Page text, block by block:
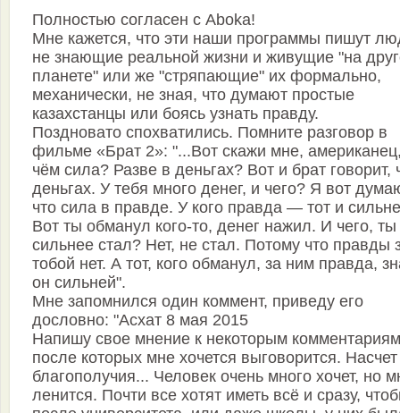
Полностью согласен с Aboka!
Мне кажется, что эти наши программы пишут
не знающие реальной жизни и живущие "на
планете" или же "стряпающие" их формально,
механически, не зная, что думают простые
казахстанцы или боясь узнать правду.
Поздновато спохватились. Помните разговор в
фильме «Брат 2»: "...Вот скажи мне,
чём сила? Разве в деньгах? Вот и брат говорит,
деньгах. У тебя много денег, и чего? Я вот
что сила в правде. У кого правда — тот и
Вот ты обманул кого-то, денег нажил. И чего, ты
сильнее стал? Нет, не стал. Потому что правды
тобой нет. А тот, кого обманул, за ним правда,
он сильней".
Мне запомнился один коммент, приведу его
дословно: "Асхат 8 мая 2015
Напишу свое мнение к некоторым
после которых мне хочется выговорится. Насчет
благополучия... Человек очень много хочет, но
ленится. Почти все хотят иметь всё и сразу,